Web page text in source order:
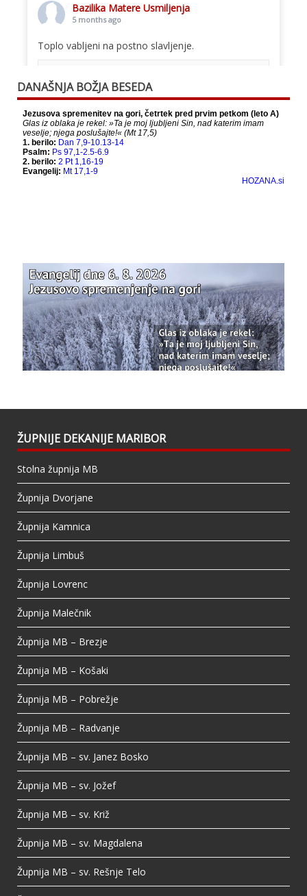
Bazilika Matere Usmiljenja
5 months ago
Toplo vabljeni na postno slavljenje.
When this happens, it's usually because the
owner only shared it with a small group of
people, changed who can see it or it's been
deleted.
View on Facebook
Photo
View on Facebook · Share
Bazilika Matere Usmiljenja updated their
status.
1 years ago
When this happens, it's usually because the
people, changed who can see it or it's been
deleted.
View on Facebook
DANAŠNJA BOŽJA BESEDA
ŽUPNIJE DEKANIJE MARIBOR
Stolna župnija MB
Župnija Dvorjane
Župnija Kamnica
Župnija Limbuš
Župnija Lovrenc
Župnija Malečnik
Župnija MB – Brezje
Župnija MB – Košaki
Župnija MB – Pobrežje
Župnija MB – Radvanje
Župnija MB – sv. Janez Bosko
Župnija MB – sv. Jožef
Župnija MB – sv. Križ
Župnija MB – sv. Magdalena
Župnija MB – sv. Rešnje Telo